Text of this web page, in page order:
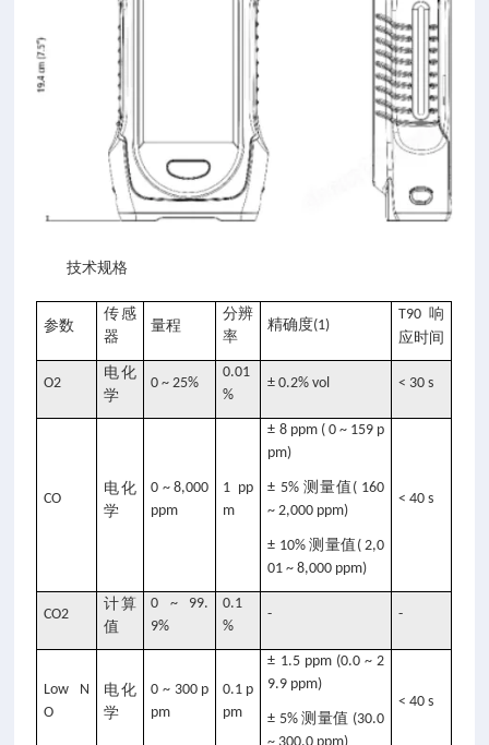
技术规格
参数
传感
器
量程
分辨
率
精确度(1)
T90响
应时间
O2
电化
学
0 ~ 25%
0.01
%
± 0.2% vol < 30 s
CO
电化
学
0 ~ 8,000
ppm
1 pp
m
± 8 ppm ( 0 ~ 159 p
pm)
± 5% 测量值 ( 160
~ 2,000 ppm)
± 10%测量值 ( 2,0
01 ~ 8,000 ppm)
< 40 s
CO2
计算
值
0 ~ 99.
9%
0.1
%
- -
Low N
O
电化
学
0 ~ 300 p
pm
0.1 p
pm
± 1.5 ppm (0.0 ~ 2
9.9 ppm)
± 5%测量值 (30.0
< 40 s